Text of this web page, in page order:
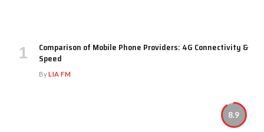
Comparison of Mobile Phone Providers: 4G Connectivity &
Speed
ByLIA FM
8.9